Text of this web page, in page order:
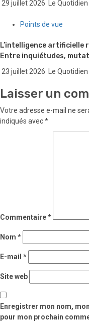
29 juillet 2026 Le
Points de vue
L’intelligence artificielle
Entre inquiétudes,
23 juillet 2026 Le
Laisser un
Votre adresse e-mail ne
indiqués avec*
Commentaire*
Nom *
E-mail *
Site web
Enregistrer mon nom,
pour mon prochain